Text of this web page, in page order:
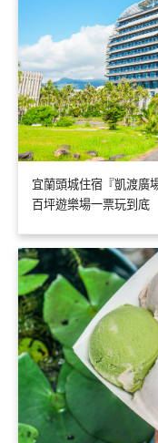
宜蘭頭城住宿『凱渡廣
百坪遊樂場一票玩到底